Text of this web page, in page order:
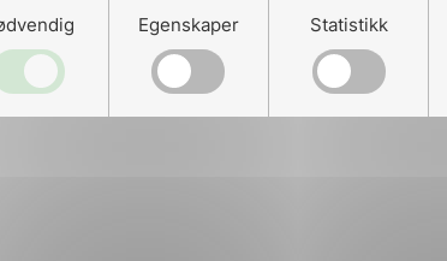
Egenskaper Statistikk